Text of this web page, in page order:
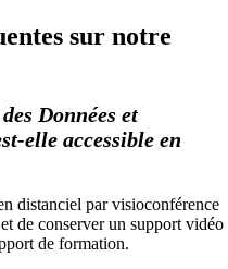
sur notre
Données et
elle accessible en
distanciel par visioconférence
de conserver un support vidéo
de formation.